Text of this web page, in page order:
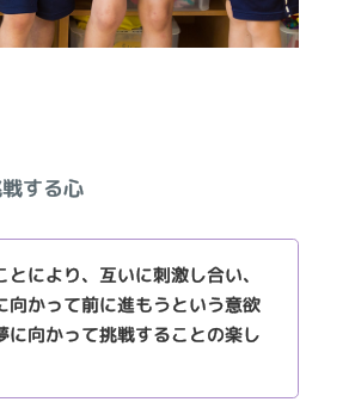
する心
により、互いに刺激し合い、
かって前に進もうという意欲
向かって挑戦することの楽し